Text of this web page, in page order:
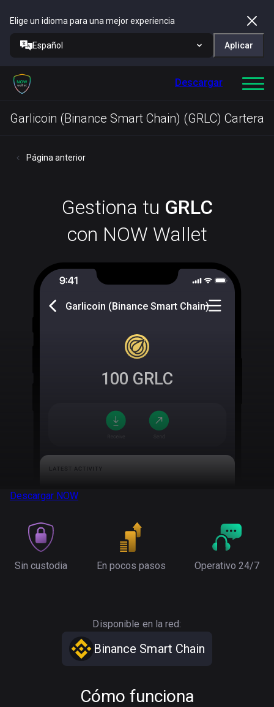
Elige un idioma para una mejor experiencia
Español Aplicar
Descargar
Garlicoin (Binance Smart Chain) (GRLC) Cartera
Página anterior
Gestiona tu GRLC
con NOW Wallet
Garlicoin (Binance Smart Chain)
100 GRLC
Descargar NOW
Sin custodia En pocos pasos Operativo 24/7
Disponible en la red:
Binance Smart Chain
Cómo funciona